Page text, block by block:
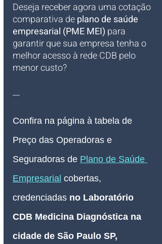
Deseja receber agora uma cotação
comparativa de plano de saúde
empresarial (PME MEI) para
garantir que sua empresa tenha o
melhor acesso à rede CDB pelo
menor custo?
__
Confira na página à tabela de
Preço das Operadoras e
Seguradoras de Plano de Saúde
Empresarial cobertas,
credenciadas no Laboratório
CDB Medicina Diagnóstica na
cidade de São Paulo SP,